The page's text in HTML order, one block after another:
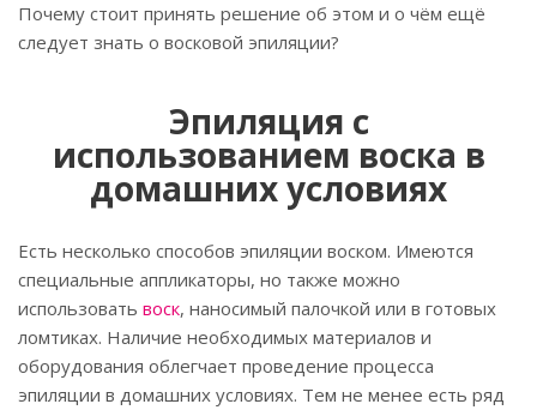
Почему стоит принять решение об этом и о чём ещё
следует знать о восковой эпиляции?
Эпиляция с
использованием воска в
домашних условиях
Есть несколько способов эпиляции воском. Имеются
специальные аппликаторы, но также можно
использовать воск, наносимый палочкой или в готовых
ломтиках. Наличие необходимых материалов и
оборудования облегчает проведение процесса
эпиляции в домашних условиях. Тем не менее есть ряд